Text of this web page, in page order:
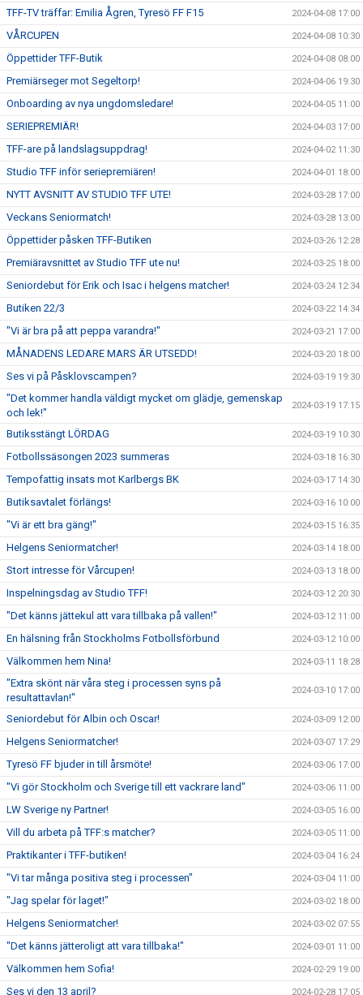
TFF-TV träffar: Emilia Ågren, Tyresö FF F15 2024-04-08 17:00
VÅRCUPEN 2024-04-08 10:30
Öppettider TFF-Butik 2024-04-08 08:00
Premiärseger mot Segeltorp! 2024-04-06 19:30
Onboarding av nya ungdomsledare! 2024-04-05 11:00
SERIEPREMIÄR! 2024-04-03 17:00
TFF-are på landslagsuppdrag! 2024-04-02 11:30
Studio TFF inför seriepremiären! 2024-04-01 18:00
NYTT AVSNITT AV STUDIO TFF UTE! 2024-03-28 17:00
Veckans Seniormatch! 2024-03-28 13:00
Öppettider påsken TFF-Butiken 2024-03-26 12:28
Premiäravsnittet av Studio TFF ute nu! 2024-03-25 18:00
Seniordebut för Erik och Isac i helgens matcher! 2024-03-24 12:34
Butiken 22/3 2024-03-22 14:34
"Vi är bra på att peppa varandra!" 2024-03-21 17:00
MÅNADENS LEDARE MARS ÄR UTSEDD! 2024-03-20 18:00
Ses vi på Påsklovscampen? 2024-03-19 19:30
"Det kommer handla väldigt mycket om glädje, gemenskap
och lek!"
2024-03-19 17:15
Butiksstängt LÖRDAG 2024-03-19 10:30
Fotbollssäsongen 2023 summeras 2024-03-18 16:30
Tempofattig insats mot Karlbergs BK 2024-03-17 14:30
Butiksavtalet förlängs! 2024-03-16 10:00
"Vi är ett bra gäng!" 2024-03-15 16:35
Helgens Seniormatcher! 2024-03-14 18:00
Stort intresse för Vårcupen! 2024-03-13 18:00
Inspelningsdag av Studio TFF! 2024-03-12 20:30
"Det känns jättekul att vara tillbaka på vallen!" 2024-03-12 11:00
En hälsning från Stockholms Fotbollsförbund 2024-03-12 10:00
Välkommen hem Nina! 2024-03-11 18:28
"Extra skönt när våra steg i processen syns på
resultattavlan!"
2024-03-10 17:00
Seniordebut för Albin och Oscar! 2024-03-09 12:00
Helgens Seniormatcher! 2024-03-07 17:29
Tyresö FF bjuder in till årsmöte! 2024-03-06 17:00
"Vi gör Stockholm och Sverige till ett vackrare land" 2024-03-06 11:00
LW Sverige ny Partner! 2024-03-05 16:00
Vill du arbeta på TFF:s matcher? 2024-03-05 11:00
Praktikanter i TFF-butiken! 2024-03-04 16:24
"Vi tar många positiva steg i processen" 2024-03-04 11:00
"Jag spelar för laget!" 2024-03-02 18:00
Helgens Seniormatcher! 2024-03-02 07:55
"Det känns jätteroligt att vara tillbaka!" 2024-03-01 11:00
Välkommen hem Sofia! 2024-02-29 19:00
Ses vi den 13 april? 2024-02-28 17:05